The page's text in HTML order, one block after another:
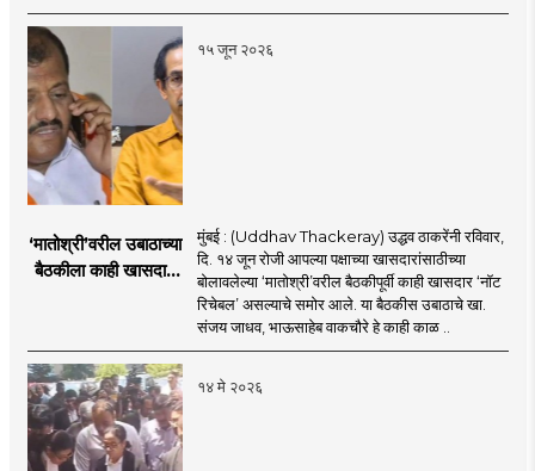
१५ जून २०२६
‘मातोश्री’वरील उबाठाच्या
बैठकीला काही खासदार
मुंबई : (Uddhav Thackeray) उद्धव ठाकरेंनी रविवार,
दि. १४ जून रोजी आपल्या पक्षाच्या खासदारांसाठीच्या
बोलावलेल्या ‘मातोश्री’वरील बैठकीपूर्वी काही खासदार ‘नॉट
रिचेबल’ असल्याचे समोर आले. या बैठकीस उबाठाचे खा.
संजय जाधव, भाऊसाहेब वाकचौरे हे काही काळ ..
१४ मे २०२६